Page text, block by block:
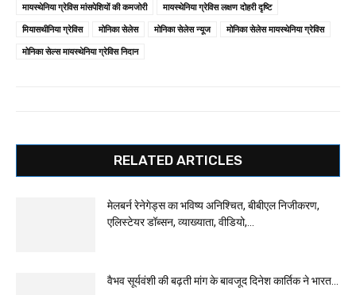
मायस्थेनिया ग्रेविस मांसपेशियों की कमजोरी
मायस्थेनिया ग्रेविस लक्षण दोहरी दृष्टि
मियासथीनिया ग्रेविस
मोनिका सेलेस मोनिका सेलेस न्यूज
मोनिका सेलेस मायस्थेनिया ग्रेविस
मोनिका सेल्स मायस्थेनिया ग्रेविस निदान
RELATED ARTICLES
मेलबर्न रेनेगेड्स का भविष्य अनिश्चित, बीबीएल निजीकरण,
एलिस्टेयर डॉब्सन, व्याख्याता, वीडियो,...
वैभव सूर्यवंशी की बढ़ती मांग के बावजूद दिनेश कार्तिक ने भारत...